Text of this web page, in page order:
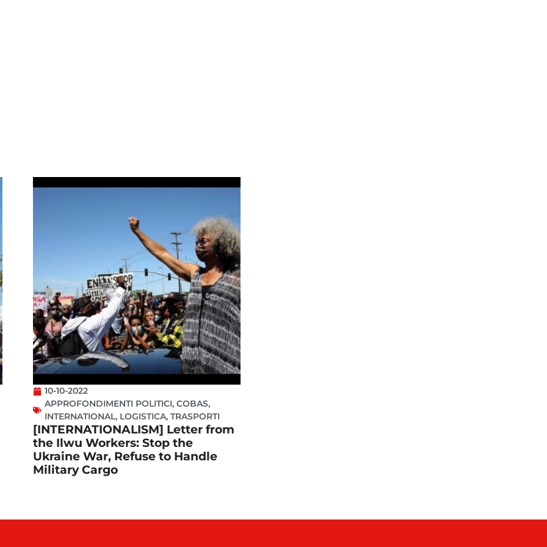
10-10-2022
APPROFONDIMENTI POLITICI, COBAS,
INTERNATIONAL, LOGISTICA, TRASPORTI
[INTERNATIONALISM] Letter from
the Ilwu Workers: Stop the
Ukraine War, Refuse to Handle
Military Cargo